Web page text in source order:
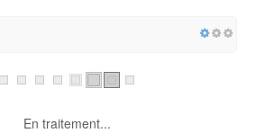
En traitement...